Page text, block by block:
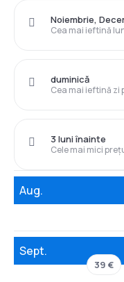
Cea mai ieftină
Noiembrie,
Cea mai ieftină zi
duminică
Cele mai mici
3 luni înainte
Aug.
Sept.
39 €